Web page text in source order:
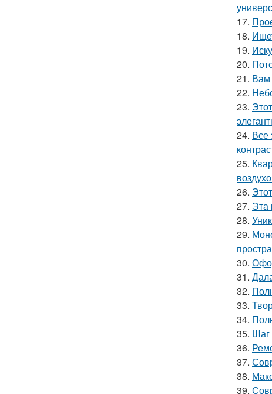
17.
18.
19.
20.
21. Вам
22.
23.
24. Все
25.
26.
27. Эта
28.
29.
30.
31.
32.
33.
34.
35. Шаг
36.
37.
38.
39.